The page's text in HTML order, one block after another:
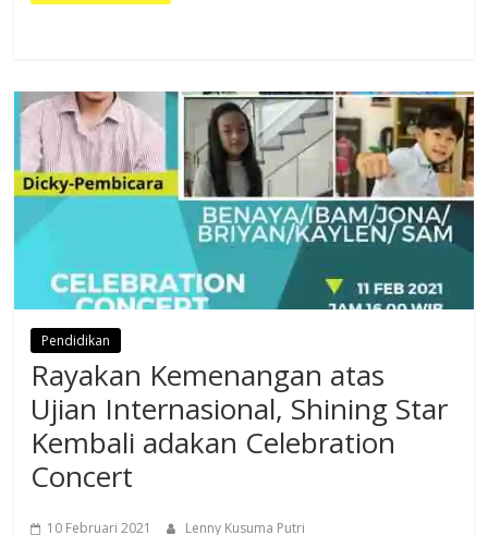
Pendidikan
Rayakan Kemenangan atas
Ujian Internasional, Shining Star
Kembali adakan Celebration
Concert
10 Februari 2021 Lenny Kusuma Putri